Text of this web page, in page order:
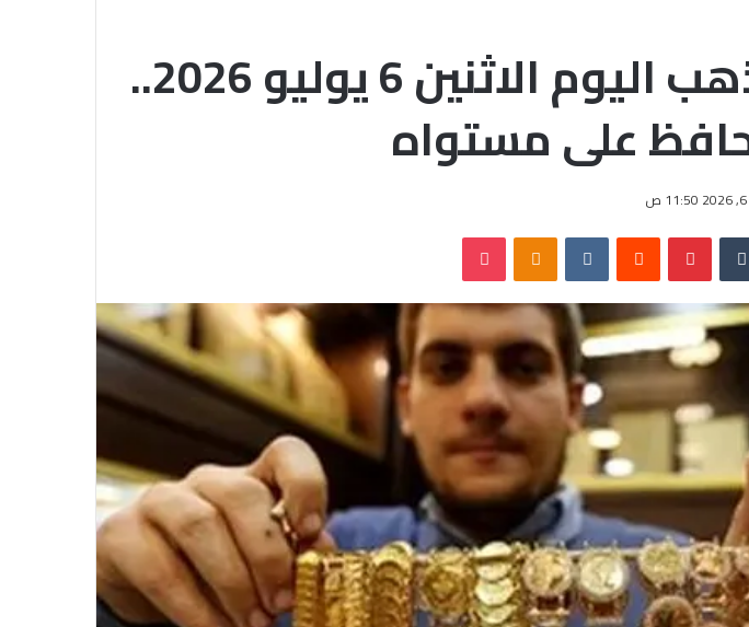
أسعار الذهب اليوم الاثنين 6 يوليو 2026..
بينتيريست